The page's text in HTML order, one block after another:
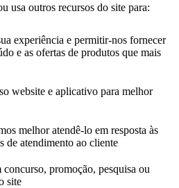
usa outros recursos do site para:
experiência e permitir-nos fornecer
e as ofertas de produtos que mais
website e aplicativo para melhor
melhor atendê-lo em resposta às
de atendimento ao cliente
promoção, pesquisa ou
site